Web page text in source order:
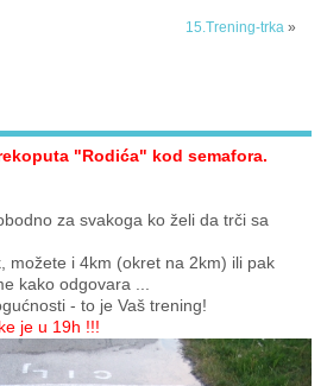
15.Trening-trka»
"Rodića" kod semafora.
za svakoga ko želi da trči sa
možete i 4km (okret na 2km) ili pak
kako odgovara ...
- to je Vaš trening!
je u 19h !!!